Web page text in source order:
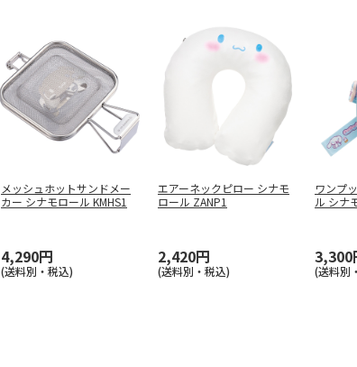
メッシュホットサンドメー
カー シナモロール KMHS1
4,290円
(送料別・税込)
エアーネックピロー シナモ
ロール ZANP1
2,420円
(送料別・税込)
ワンプ
ル シナ
3,300
(送料別